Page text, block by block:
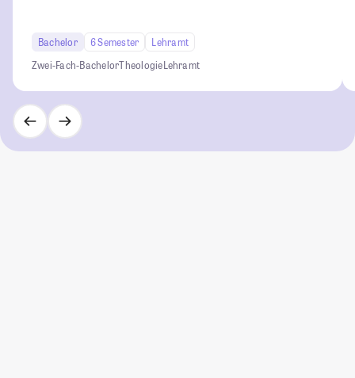
Bachelor 6 Semester
Lehramt
Zwei-Fach-BachelorTheologieLehramt